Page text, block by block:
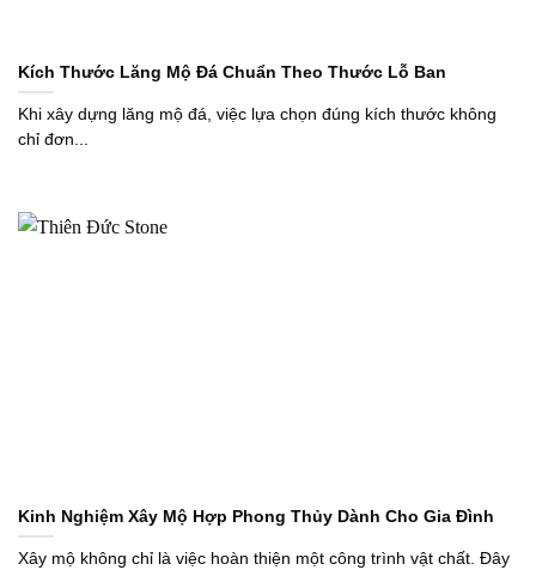
Kích Thước Lăng Mộ Đá Chuẩn Theo Thước Lỗ Ban
Khi xây dựng lăng mộ đá, việc lựa chọn đúng kích thước không
chỉ đơn...
Kinh Nghiệm Xây Mộ Hợp Phong Thủy Dành Cho Gia Đình
Xây mộ không chỉ là việc hoàn thiện một công trình vật chất. Đây